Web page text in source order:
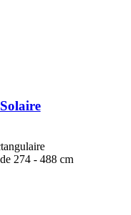
274 - 488 cm